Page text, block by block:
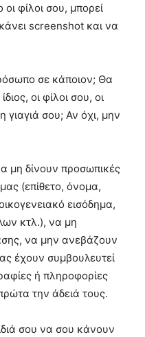
φίλοι σου, μπορεί
screenshot και να
σε κάποιον; Θα
οι φίλοι σου, οι
γιαγιά σου; Αν όχι, μην
μη δίνουν προσωπικές
(επίθετο, όνομα,
εισόδημα,
κτλ.), να μη
να μην ανεβάζουν
έχουν συμβουλευτεί
ή πληροφορίες
την άδειά τους.
σου να σου κάνουν